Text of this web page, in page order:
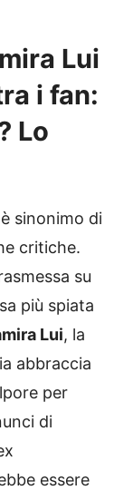
Lui
i fan:
Lo
è sinonimo di
critiche.
su
più spiata
Lui, la
abbraccia
per
di
essere